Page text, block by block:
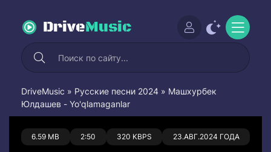
DriveMusic
DriveMusic » Русские песни 2024 » Машхурбек
Юлдашев - Yo'qlamaganlar
6.59 MB 2:50 320 KBPS 23.АВГ.2024 ГОДА
0 0